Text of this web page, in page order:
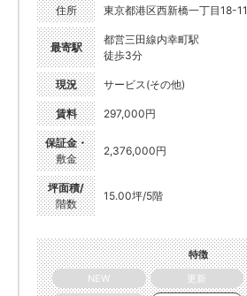
住所 東京都港区西新橋一丁目18-11
最寄駅
都営三田線内幸町駅
徒歩3分
現況 サービス(その他)
賃料 297,000円
保証金・
敷金
2,376,000円
坪面積/
階数
15.00坪/5階
特徴
NEW
更新